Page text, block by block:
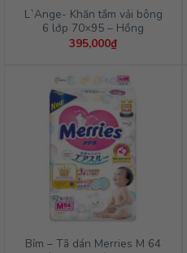
L`Ange- Khăn tắm vải bông
6 lớp 70×95 – Hồng
395,000₫
Bỉm – Tã dán Merries M 64